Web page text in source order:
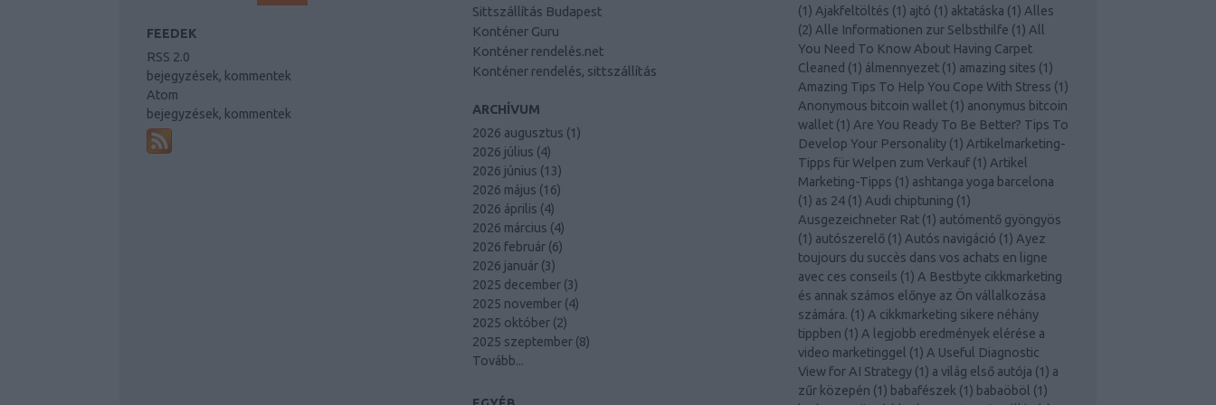
FEEDEK
RSS 2.0
bejegyzések, kommentek
Atom
bejegyzések, kommentek
Sittszállítás Budapest
Konténer Guru
Konténer rendelés.net
Konténer rendelés, sittszállítás
ARCHÍVUM
2026 augusztus (1)
2026 július (4)
2026 június (13)
2026 május (16)
2026 április (4)
2026 március (4)
2026 február (6)
2026 január (3)
2025 december (3)
2025 november (4)
2025 október (2)
2025 szeptember (8)
Tovább...
(1) Ajakfeltöltés (1) ajtó (1) aktatáska (1) Alles
(2) Alle Informationen zur Selbsthilfe (1) All
You Need To Know About Having Carpet
Cleaned (1) álmennyezet (1) amazing sites (1)
Amazing Tips To Help You Cope With Stress (1)
Anonymous bitcoin wallet (1) anonymus bitcoin
wallet (1) Are You Ready To Be Better? Tips To
Develop Your Personality (1) Artikelmarketing-
Tipps für Welpen zum Verkauf (1) Artikel
Marketing-Tipps (1) ashtanga yoga barcelona
(1) as 24 (1) Audi chiptuning (1)
Ausgezeichneter Rat (1) autómentő gyöngyös
(1) autószerelő (1) Autós navigáció (1) Ayez
toujours du succès dans vos achats en ligne
avec ces conseils (1) A Bestbyte cikkmarketing
és annak számos előnye az Ön vállalkozása
számára. (1) A cikkmarketing sikere néhány
tippben (1) A legjobb eredmények elérése a
video marketinggel (1) A Useful Diagnostic
View for AI Strategy (1) a világ első autója (1) a
zűr közepén (1) babafészek (1) babaöböl (1)